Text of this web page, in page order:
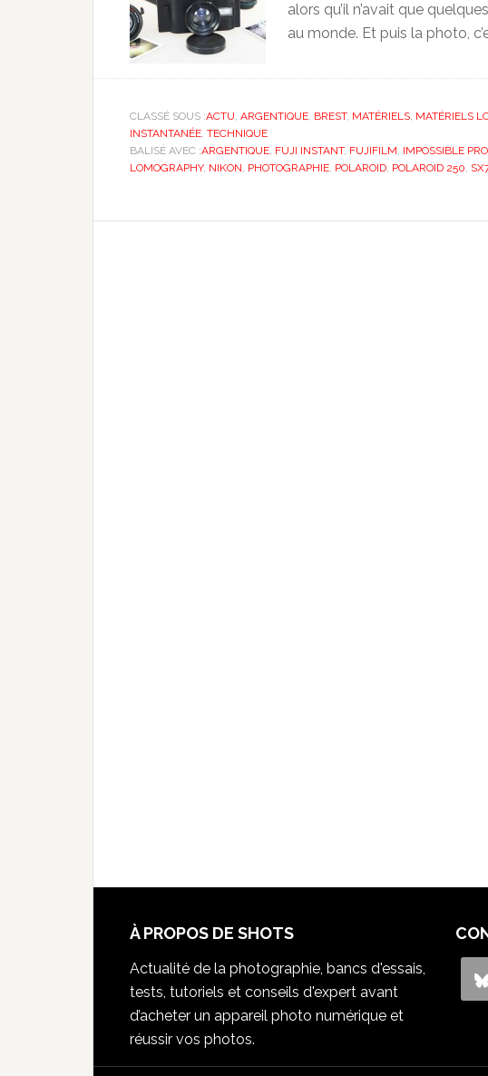
alors qu’il n’avait que
au monde. Et puis la photo,
CLASSÉ SOUS :ACTU, ARGENTIQUE, BREST, MATÉRIELS, MATÉRIELS
INSTANTANÉE, TECHNIQUE
BALISÉ AVEC :ARGENTIQUE, FUJI INSTANT, FUJIFILM, IMPOSSIBLE
LOMOGRAPHY, NIKON, PHOTOGRAPHIE, POLAROID, POLAROID 250,
À PROPOS DE SHOTS
Actualité de la photographie, bancs d'essais,
tests, tutoriels et conseils d'expert avant
d’acheter un appareil photo numérique et
réussir vos photos.